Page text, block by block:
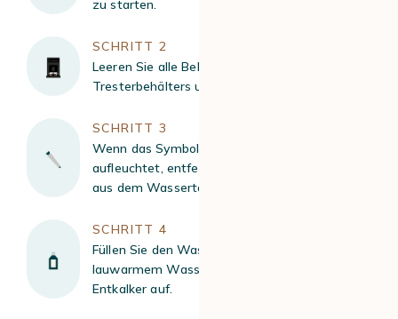
zu starten.
SCHRITT 2
Leeren Sie alle Behälter, einschließlich des
Tresterbehälters und des Abwasserbehälters.
SCHRITT 3
Wenn das Symbol für den Wassertank
aufleuchtet, entfernen Sie die Filterpatrone
aus dem Wassertank.
SCHRITT 4
Füllen Sie den Wassertank mit 0,5 L
lauwarmem Wasser und lösen Sie Ihren
Entkalker auf.